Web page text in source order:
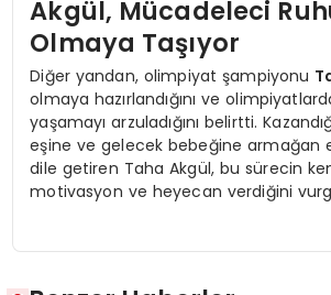
Akgül, Mücadeleci
Olmaya Taşıyor
Diğer yandan, olimpiyat şampiyonu
olmaya hazırlandığını ve
yaşamayı arzuladığını belirtti.
eşine ve gelecek bebeğine armağan
dile getiren Taha Akgül, bu sürecin
motivasyon ve heyecan verdiğini